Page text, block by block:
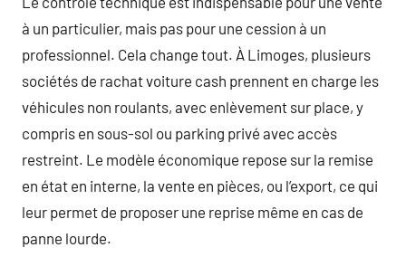
à un particulier, mais pas pour une cession à un
professionnel. Cela change tout. À Limoges, plusieurs
sociétés de rachat voiture cash prennent en charge les
véhicules non roulants, avec enlèvement sur place, y
compris en sous-sol ou parking privé avec accès
restreint. Le modèle économique repose sur la remise
en état en interne, la vente en pièces, ou l’export, ce qui
leur permet de proposer une reprise même en cas de
panne lourde.